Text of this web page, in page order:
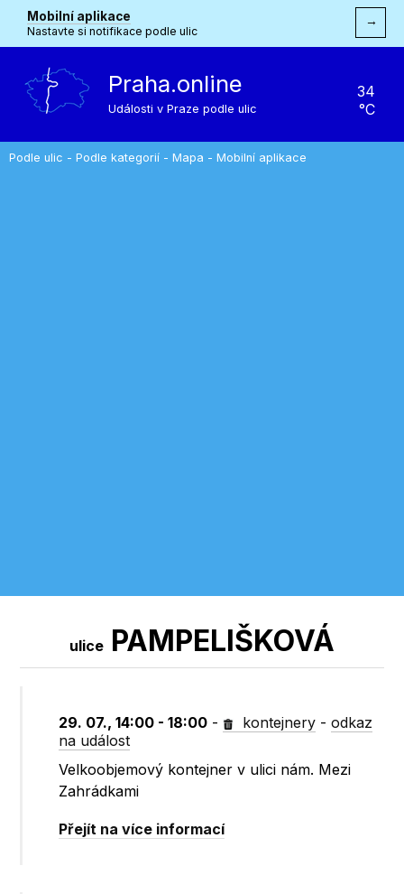
Mobilní aplikace
Nastavte si notifikace podle ulic
→
Praha.online
Události v Praze podle ulic
34
°C
Podle ulic - Podle kategorií - Mapa - Mobilní aplikace
ulice PAMPELIŠKOVÁ
29. 07., 14:00 - 18:00 - kontejnery -odkaz
na událost
Velkoobjemový kontejner v ulici nám. Mezi
Zahrádkami
Přejít na více informací